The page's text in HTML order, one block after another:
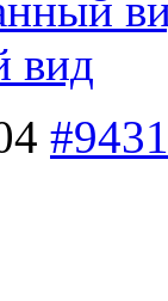
вид
#9431